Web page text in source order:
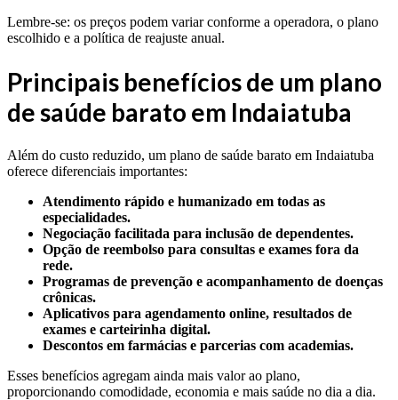
Lembre-se: os preços podem variar conforme a operadora, o plano
escolhido e a política de reajuste anual.
Principais benefícios de um plano
de saúde barato em Indaiatuba
Além do custo reduzido, um plano de saúde barato em Indaiatuba
oferece diferenciais importantes:
Atendimento rápido e humanizado em todas as
especialidades.
Negociação facilitada para inclusão de dependentes.
Opção de reembolso para consultas e exames fora da
rede.
Programas de prevenção e acompanhamento de doenças
crônicas.
Aplicativos para agendamento online, resultados de
exames e carteirinha digital.
Descontos em farmácias e parcerias com academias.
Esses benefícios agregam ainda mais valor ao plano,
proporcionando comodidade, economia e mais saúde no dia a dia.